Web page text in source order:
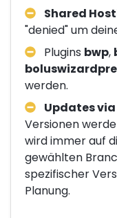
Shared
"denied" um
Plugins bwp,
werden.
Updates
Versionen
wird immer auf
gewählten
spezifischer
Planung.